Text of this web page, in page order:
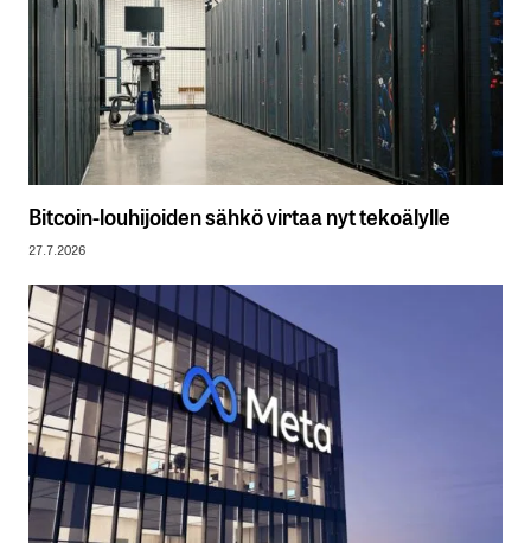
Bitcoin-louhijoiden sähkö virtaa nyt tekoälylle
27.7.2026